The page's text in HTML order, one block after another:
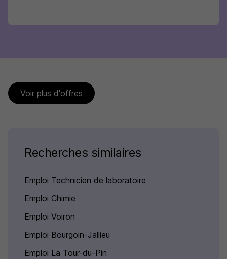
Voir plus d'offres
Recherches similaires
Emploi Technicien de laboratoire
Emploi Chimie
Emploi Voiron
Emploi Bourgoin-Jallieu
Emploi La Tour-du-Pin